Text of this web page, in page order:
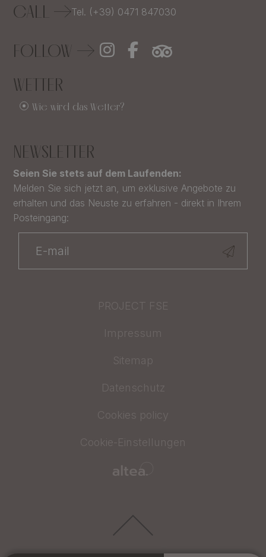
CALL Tel. (+39) 0471 847030
FOLLOW
WETTER
Wie wird das Wetter?
NEWSLETTER
Seien Sie stets auf dem Laufenden:
Melden Sie sich jetzt an, um exklusive Angebote zu
erhalten und das Neuste zu erfahren - direkt in Ihrem
Posteingang:
PROJECT FSE
Impressum
Sitemap
Datenschutz
Cookies policy
Cookie-Einstellungen